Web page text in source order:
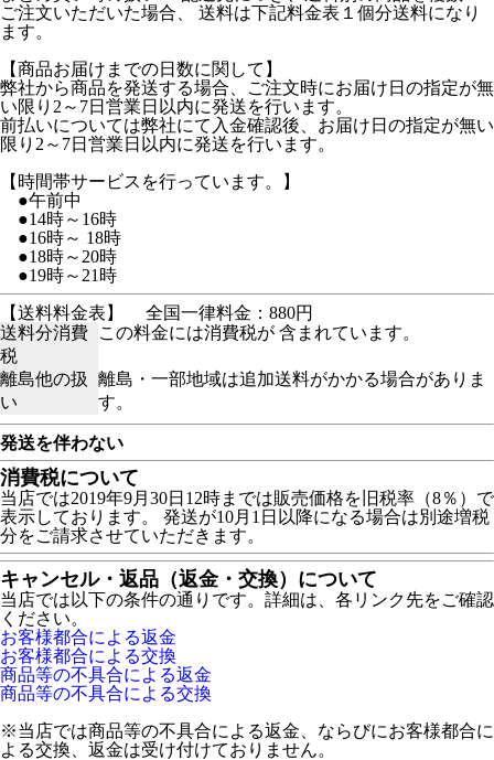
ご注文いただいた場合、 送料は下記料金表１個分送料になり
ます。
【商品お届けまでの日数に関して】
弊社から商品を発送する場合、ご注文時にお届け日の指定が無
い限り2～7日営業日以内に発送を行います。
前払いについては弊社にて入金確認後、お届け日の指定が無い
限り2～7日営業日以内に発送を行います。
【時間帯サービスを行っています。】
●午前中
●14時～16時
●16時～ 18時
●18時～20時
●19時～21時
【送料料金表】
全国一律料金：880円
送料分消費
税
この料金には消費税が 含まれています。
離島他の扱
い
離島・一部地域は追加送料がかかる場合がありま
す。
発送を伴わない
消費税について
当店では2019年9月30日12時までは販売価格を旧税率（8％）で
表示しております。 発送が10月1日以降になる場合は別途増税
分をご請求させていただきます。
キャンセル・返品（返金・交換）について
当店では以下の条件の通りです。詳細は、各リンク先をご確認
ください。
お客様都合による返金
お客様都合による交換
商品等の不具合による返金
商品等の不具合による交換
※当店では商品等の不具合による返金、ならびにお客様都合に
よる交換、返金は受け付けておりません。